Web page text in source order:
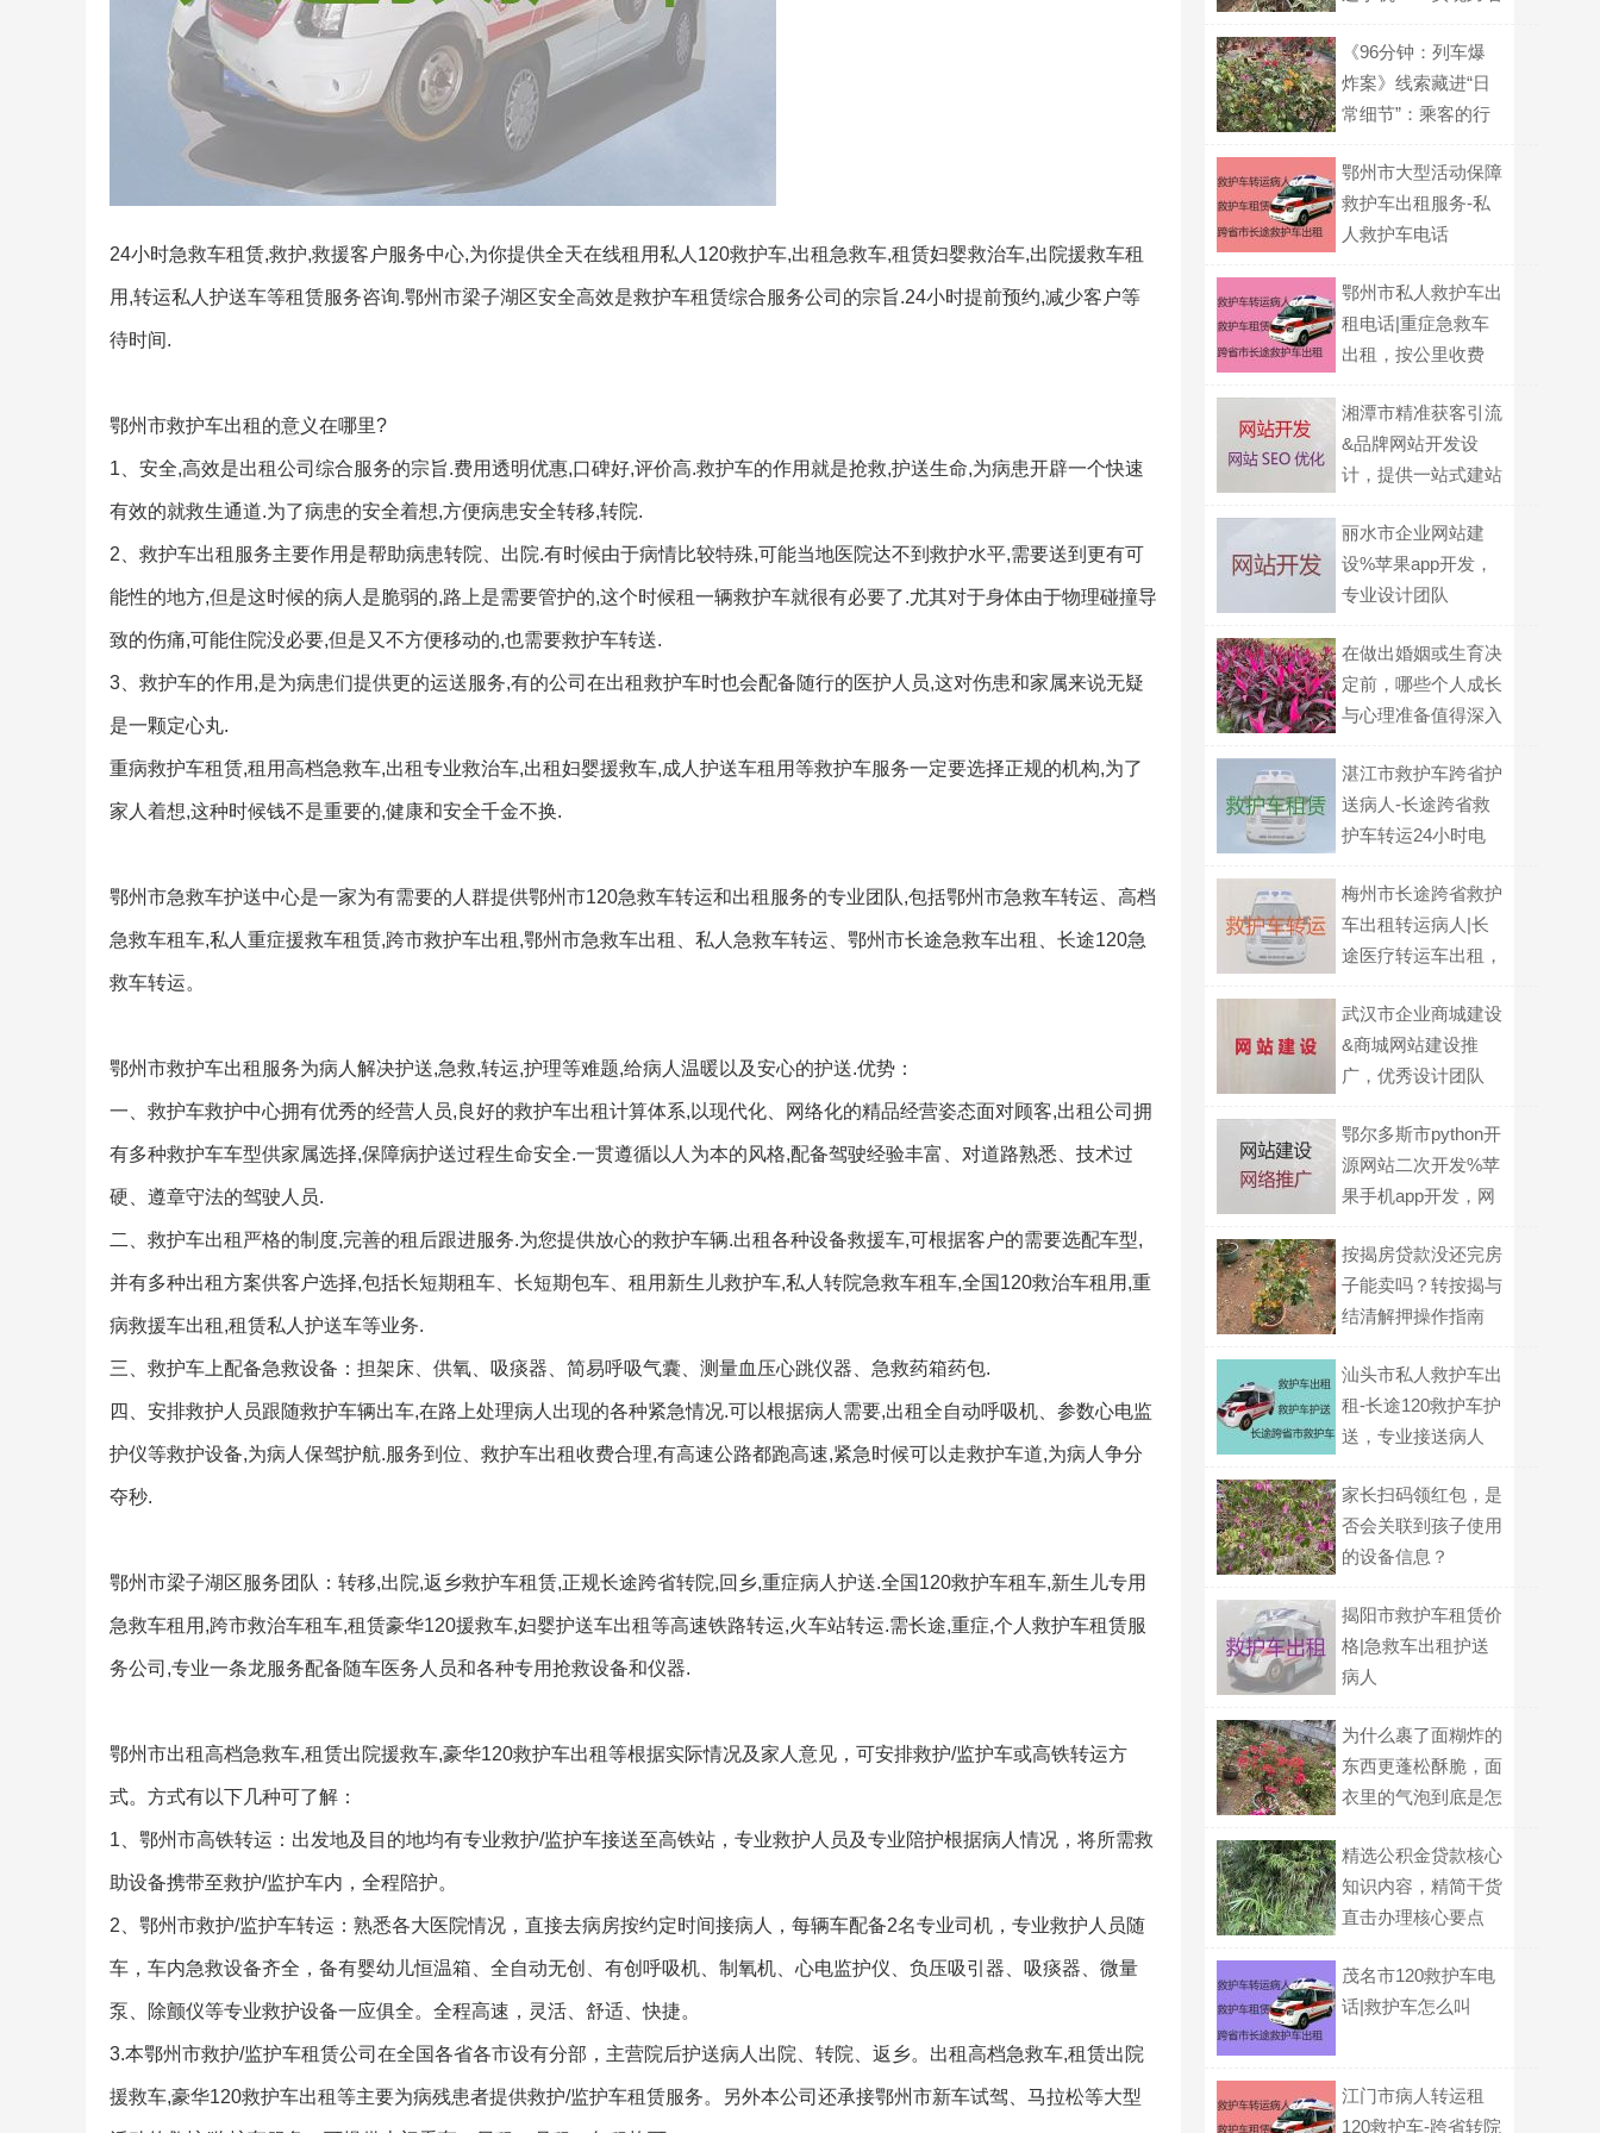
24小时急救车租赁,救护,救援客户服务中心,为你提供全天在线租用私人120救护车,出租急救车,租赁妇婴救治车,出院援救车租
用,转运私人护送车等租赁服务咨询.鄂州市梁子湖区安全高效是救护车租赁综合服务公司的宗旨.24小时提前预约,减少客户等
待时间.
鄂州市救护车出租的意义在哪里?
1、安全,高效是出租公司综合服务的宗旨.费用透明优惠,口碑好,评价高.救护车的作用就是抢救,护送生命,为病患开辟一个快速
有效的就救生通道.为了病患的安全着想,方便病患安全转移,转院.
2、救护车出租服务主要作用是帮助病患转院、出院.有时候由于病情比较特殊,可能当地医院达不到救护水平,需要送到更有可
能性的地方,但是这时候的病人是脆弱的,路上是需要管护的,这个时候租一辆救护车就很有必要了.尤其对于身体由于物理碰撞导
致的伤痛,可能住院没必要,但是又不方便移动的,也需要救护车转送.
3、救护车的作用,是为病患们提供更的运送服务,有的公司在出租救护车时也会配备随行的医护人员,这对伤患和家属来说无疑
是一颗定心丸.
重病救护车租赁,租用高档急救车,出租专业救治车,出租妇婴援救车,成人护送车租用等救护车服务一定要选择正规的机构,为了
家人着想,这种时候钱不是重要的,健康和安全千金不换.
鄂州市急救车护送中心是一家为有需要的人群提供鄂州市120急救车转运和出租服务的专业团队,包括鄂州市急救车转运、高档
急救车租车,私人重症援救车租赁,跨市救护车出租,鄂州市急救车出租、私人急救车转运、鄂州市长途急救车出租、长途120急
救车转运。
鄂州市救护车出租服务为病人解决护送,急救,转运,护理等难题,给病人温暖以及安心的护送.优势：
一、救护车救护中心拥有优秀的经营人员,良好的救护车出租计算体系,以现代化、网络化的精品经营姿态面对顾客,出租公司拥
有多种救护车车型供家属选择,保障病护送过程生命安全.一贯遵循以人为本的风格,配备驾驶经验丰富、对道路熟悉、技术过
硬、遵章守法的驾驶人员.
二、救护车出租严格的制度,完善的租后跟进服务.为您提供放心的救护车辆.出租各种设备救援车,可根据客户的需要选配车型,
并有多种出租方案供客户选择,包括长短期租车、长短期包车、租用新生儿救护车,私人转院急救车租车,全国120救治车租用,重
病救援车出租,租赁私人护送车等业务.
三、救护车上配备急救设备：担架床、供氧、吸痰器、简易呼吸气囊、测量血压心跳仪器、急救药箱药包.
四、安排救护人员跟随救护车辆出车,在路上处理病人出现的各种紧急情况.可以根据病人需要,出租全自动呼吸机、参数心电监
护仪等救护设备,为病人保驾护航.服务到位、救护车出租收费合理,有高速公路都跑高速,紧急时候可以走救护车道,为病人争分
夺秒.
鄂州市梁子湖区服务团队：转移,出院,返乡救护车租赁,正规长途跨省转院,回乡,重症病人护送.全国120救护车租车,新生儿专用
急救车租用,跨市救治车租车,租赁豪华120援救车,妇婴护送车出租等高速铁路转运,火车站转运.需长途,重症,个人救护车租赁服
务公司,专业一条龙服务配备随车医务人员和各种专用抢救设备和仪器.
鄂州市出租高档急救车,租赁出院援救车,豪华120救护车出租等根据实际情况及家人意见，可安排救护/监护车或高铁转运方
式。方式有以下几种可了解：
1、鄂州市高铁转运：出发地及目的地均有专业救护/监护车接送至高铁站，专业救护人员及专业陪护根据病人情况，将所需救
助设备携带至救护/监护车内，全程陪护。
2、鄂州市救护/监护车转运：熟悉各大医院情况，直接去病房按约定时间接病人，每辆车配备2名专业司机，专业救护人员随
车，车内急救设备齐全，备有婴幼儿恒温箱、全自动无创、有创呼吸机、制氧机、心电监护仪、负压吸引器、吸痰器、微量
泵、除颤仪等专业救护设备一应俱全。全程高速，灵活、舒适、快捷。
3.本鄂州市救护/监护车租赁公司在全国各省各市设有分部，主营院后护送病人出院、转院、返乡。出租高档急救车,租赁出院
援救车,豪华120救护车出租等主要为病残患者提供救护/监护车租赁服务。另外本公司还承接鄂州市新车试驾、马拉松等大型
《96分钟：列车爆
炸案》线索藏进“日
常细节”：乘客的行
鸦、老人的药瓶，全
是炸弹密码
鄂州市大型活动保障
救护车出租服务-私
人救护车电话
鄂州市私人救护车出
租电话|重症急救车
出租，按公里收费
湘潭市精准获客引流
&品牌网站开发设
计，提供一站式建站
丽水市企业网站建
设%苹果app开发，
专业设计团队
在做出婚姻或生育决
定前，哪些个人成长
与心理准备值得深入
湛江市救护车跨省护
送病人-长途跨省救
护车转运24小时电
梅州市长途跨省救护
车出租转运病人|长
途医疗转运车出租，
武汉市企业商城建设
&商城网站建设推
广，优秀设计团队
鄂尔多斯市python开
源网站二次开发%苹
果手机app开发，网
按揭房贷款没还完房
子能卖吗？转按揭与
结清解押操作指南
汕头市私人救护车出
租-长途120救护车护
送，专业接送病人
家长扫码领红包，是
否会关联到孩子使用
的设备信息？
揭阳市救护车租赁价
格|急救车出租护送
病人
为什么裹了面糊炸的
东西更蓬松酥脆，面
衣里的气泡到底是怎
精选公积金贷款核心
知识内容，精简干货
直击办理核心要点
茂名市120救护车电
话|救护车怎么叫
江门市病人转运租
120救护车-跨省转院